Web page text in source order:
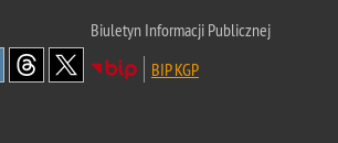
Biuletyn Informacji Publicznej
BIP KGP